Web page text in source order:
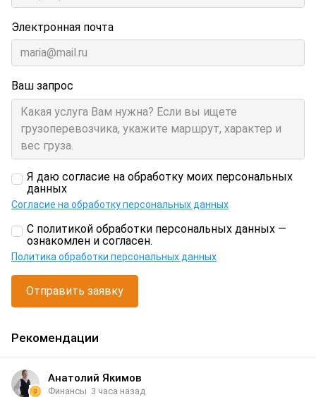
Электронная почта
Ваш запрос
Я даю согласие на обработку моих персональных
данных
Согласие на обработку персональных данных
С политикой обработки персональных данных —
ознакомлен и согласен.
Политика обработки персональных данных
Отправить заявку
Рекомендации
Анатолий Якимов
Финансы 3 часа назад